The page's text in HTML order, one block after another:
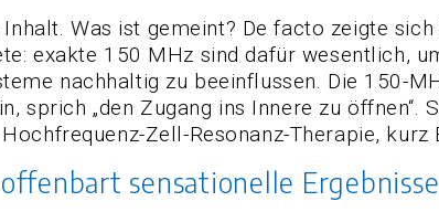
Was ist gemeint? De facto zeigte
exakte 150 MHz sind dafür wesentlich,
nachhaltig zu beeinflussen. Die 150-
sprich „den Zugang ins Innere zu öffnen“.
Zell-Resonanz-Therapie, kurz
sensationelle Ergebnisse